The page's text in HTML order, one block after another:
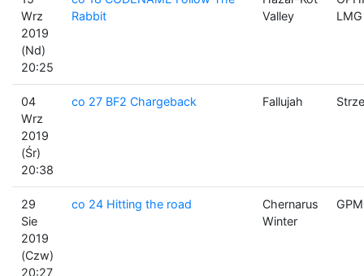
Wrz
2019
(Nd)
20:25
Rabbit
Valley
LMG
04
Wrz
2019
(Śr)
20:38
co 27 BF2 Chargeback Fallujah
29
Sie
2019
(Czw)
20:27
co 24 Hitting the road
Chernarus
Winter